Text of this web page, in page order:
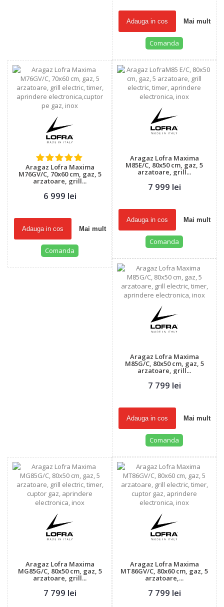
Adauga in cos Mai mult
Comanda
Aragaz Lofra Maxima
M76GV/C, 70x60 cm, gaz, 5
arzatoare, grill...
6 999 lei
Adauga in cos Mai mult
Comanda
Aragaz Lofra Maxima
M85E/C, 80x50 cm, gaz, 5
arzatoare, grill...
7 999 lei
Adauga in cos Mai mult
Comanda
Aragaz Lofra Maxima
M85G/C, 80x50 cm, gaz, 5
arzatoare, grill...
7 799 lei
Adauga in cos Mai mult
Comanda
Aragaz Lofra Maxima
MG85G/C, 80x50 cm, gaz, 5
arzatoare, grill...
7 799 lei
Aragaz Lofra Maxima
MT86GV/C, 80x60 cm, gaz, 5
arzatoare,...
7 799 lei